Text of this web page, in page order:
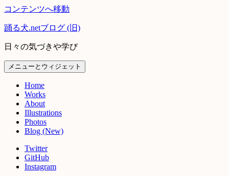
コンテンツへ移動
踊る犬.netブログ (旧)
日々の気づきや学び
メニューとウィジェット
Home
Works
About
Illustrations
Photos
Blog (New)
Twitter
GitHub
Instagram